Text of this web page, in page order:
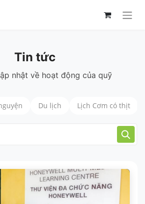
Tin tức
nhật về hoạt động của quỹ
Du lịch Lịch Cơm có thịt